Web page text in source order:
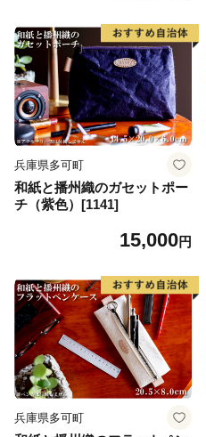
兵庫県多可町
和紙と播州織のガセットポー
チ（紫色）[1141]
15,000円
兵庫県多可町